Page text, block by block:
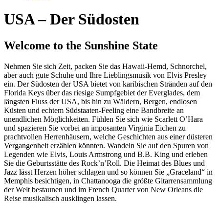
USA – Der Südosten
Welcome to the Sunshine State
Nehmen Sie sich Zeit, packen Sie das Hawaii-Hemd, Schnorchel,
aber auch gute Schuhe und Ihre Lieblingsmusik von Elvis Presley
ein. Der Südosten der USA bietet von karibischen Stränden auf den
Florida Keys über das riesige Sumpfgebiet der Everglades, dem
längsten Fluss der USA, bis hin zu Wäldern, Bergen, endlosen
Küsten und echtem Südstaaten-Feeling eine Bandbreite an
unendlichen Möglichkeiten. Fühlen Sie sich wie Scarlett O’Hara
und spazieren Sie vorbei an imposanten Virginia Eichen zu
prachtvollen Herrenhäusern, welche Geschichten aus einer düsteren
Vergangenheit erzählen könnten. Wandeln Sie auf den Spuren von
Legenden wie Elvis, Louis Armstrong und B.B. King und erleben
Sie die Geburtsstätte des Rock’n’Roll. Die Heimat des Blues und
Jazz lässt Herzen höher schlagen und so können Sie „Graceland“ in
Memphis besichtigen, in Chattanooga die größte Gitarrensammlung
der Welt bestaunen und im French Quarter von New Orleans die
Reise musikalisch ausklingen lassen.